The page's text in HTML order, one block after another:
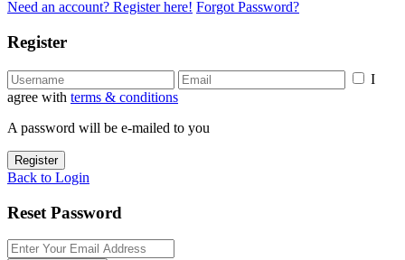
Need an account? Register here! Forgot Password?
Register
I
agree with terms & conditions
A password will be e-mailed to you
Register
Back to Login
Reset Password